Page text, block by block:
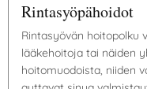
Rintasyöpähoidot
Rintasyövän hoitopolku
lääkehoitoja tai näiden
hoitomuodoista, niiden